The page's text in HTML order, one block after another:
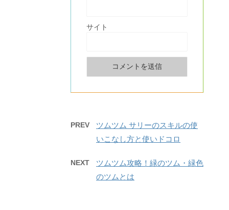
サイト
PREV
ツムツム サリーのスキルの使
いこなし方と使いドコロ
NEXT
ツムツム攻略！緑のツム・緑色
のツムとは